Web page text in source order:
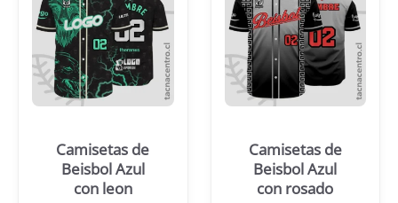
Camisetas de
Beisbol Azul
con leon
Camisetas de
Beisbol Azul
con rosado